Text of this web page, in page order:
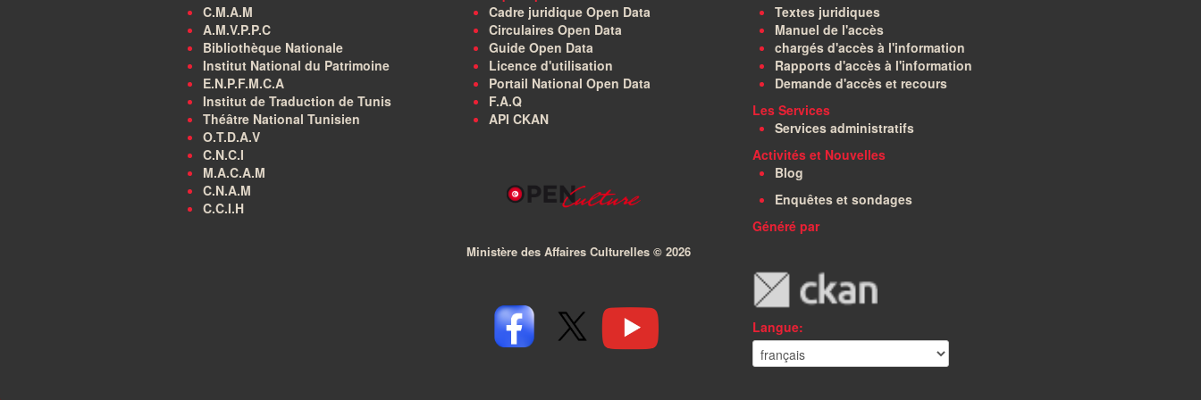
C.M.A.M
A.M.V.P.P.C
Bibliothèque Nationale
Institut National du Patrimoine
E.N.P.F.M.C.A
Institut de Traduction de Tunis
Théâtre National Tunisien
O.T.D.A.V
C.N.C.I
M.A.C.A.M
C.N.A.M
C.C.I.H
Cadre juridique Open Data
Circulaires Open Data
Guide Open Data
Licence d'utilisation
Portail National Open Data
F.A.Q
API CKAN
Ministère des Affaires Culturelles © 2026
Textes juridiques
Manuel de l'accès
chargés d'accès à l'information
Rapports d'accès à l'information
Demande d'accès et recours
Les Services
Services administratifs
Activités et Nouvelles
Blog
Enquêtes et sondages
Généré par
Langue